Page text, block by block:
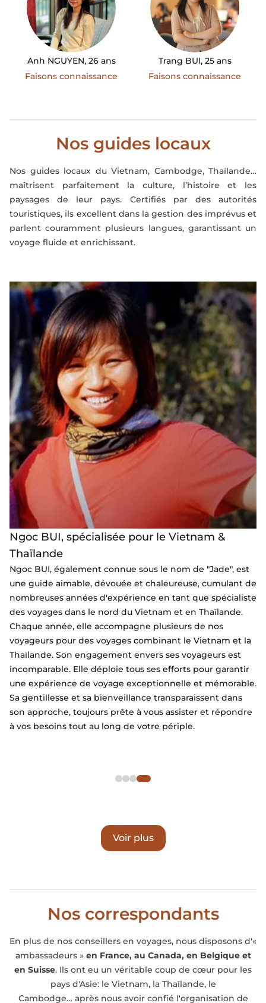
Anh NGUYEN, 26 ans
Faisons connaissance
Trang BUI, 25 ans
Faisons connaissance
Nos guides locaux
Nos guides locaux du Vietnam, Cambodge, Thaïlande…
maîtrisent parfaitement la culture, l’histoire et les
paysages de leur pays. Certifiés par des autorités
touristiques, ils excellent dans la gestion des imprévus et
parlent couramment plusieurs langues, garantissant un
voyage fluide et enrichissant.
Ngoc BUI, spécialisée pour le Vietnam &
Thaïlande
Ngoc BUI, également connue sous le nom de "Jade", est
une guide aimable, dévouée et chaleureuse, cumulant de
nombreuses années d'expérience en tant que spécialiste
des voyages dans le nord du Vietnam et en Thaïlande.
Chaque année, elle accompagne plusieurs de nos
voyageurs pour des voyages combinant le Vietnam et la
Thaïlande. Son engagement envers ses voyageurs est
incomparable. Elle déploie tous ses efforts pour garantir
une expérience de voyage exceptionnelle et mémorable.
Sa gentillesse et sa bienveillance transparaissent dans
son approche, toujours prête à vous assister et répondre
à vos besoins tout au long de votre périple.
Voir plus
Nos correspondants
En plus de nos conseillers en voyages, nous disposons d'«
ambassadeurs » en France, au Canada, en Belgique et
en Suisse. Ils ont eu un véritable coup de cœur pour les
pays d'Asie: le Vietnam, la Thaïlande, le
Cambodge… après nous avoir confié l'organisation de